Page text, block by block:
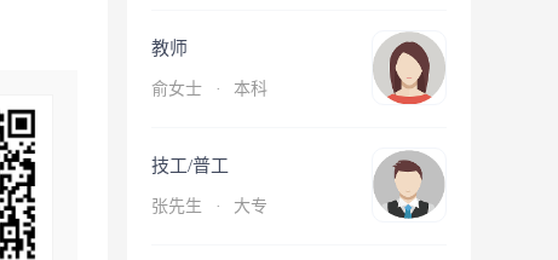
教师
俞女士 · 本科
技工/普工
张先生 · 大专